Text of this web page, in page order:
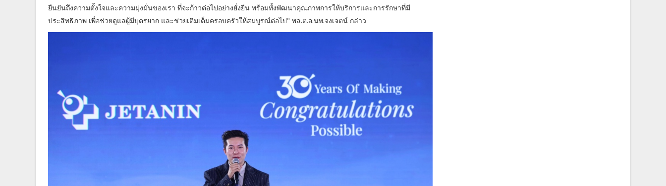
ยืนยันถึงความตั้งใจและความมุ่งมั่นของเรา ที่จะก้าวต่อไปอย่างยั่งยืน พร้อมทั้งพัฒนาคุณภาพการให้บริการและการรักษาที่มี
ประสิทธิภาพ เพื่อช่วยดูแลผู้มีบุตรยาก และช่วยเติมเต็มครอบครัวให้สมบูรณ์ต่อไป" พล.ต.อ.นพ.จงเจตน์ กล่าว